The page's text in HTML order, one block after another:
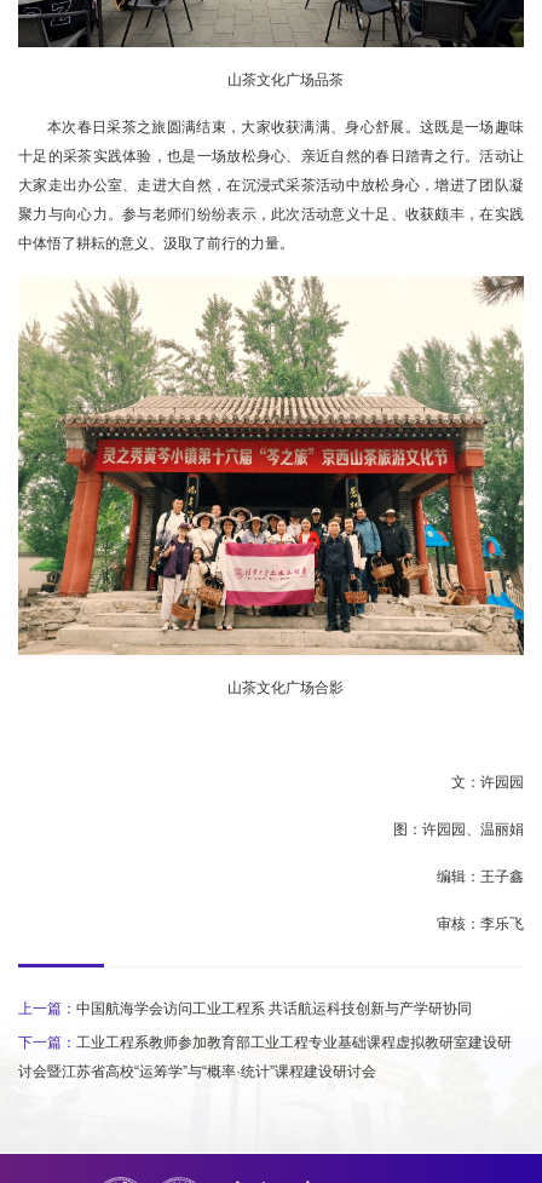
山茶文化广场品茶
本次春日采茶之旅圆满结束，大家收获满满、身心舒展。这既是一场趣味
十足的采茶实践体验，也是一场放松身心、亲近自然的春日踏青之行。活动让
大家走出办公室、走进大自然，在沉浸式采茶活动中放松身心，增进了团队凝
聚力与向心力。参与老师们纷纷表示，此次活动意义十足、收获颇丰，在实践
中体悟了耕耘的意义、汲取了前行的力量。
山茶文化广场合影
文：许园园
图：许园园、温丽娟
编辑：王子鑫
审核：李乐飞
上一篇： 中国航海学会访问工业工程系 共话航运科技创新与产学研协同
下一篇： 工业工程系教师参加教育部工业工程专业基础课程虚拟教研室建设研
讨会暨江苏省高校“运筹学”与“概率·统计”课程建设研讨会